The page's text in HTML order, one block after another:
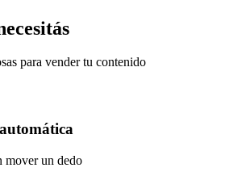
para vender tu contenido
mover un dedo